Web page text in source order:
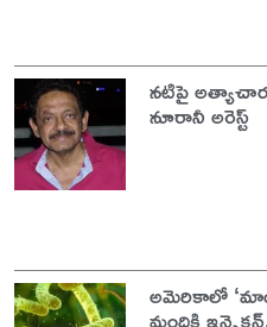
నటిపై అత్యాచార
నూరానీ అరెస్ట్
అమెరికాలో